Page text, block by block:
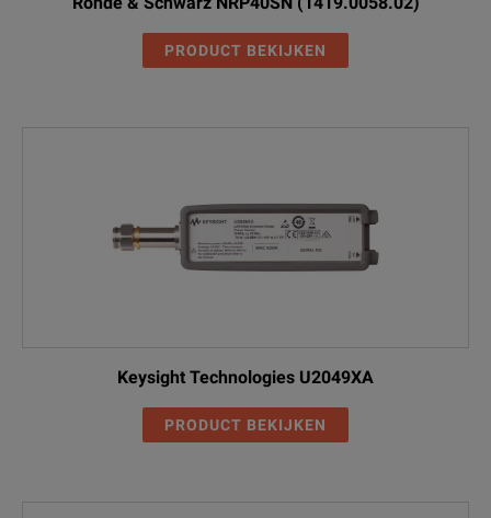
PRODUCT BEKIJKEN
Keysight Technologies U2049XA
PRODUCT BEKIJKEN